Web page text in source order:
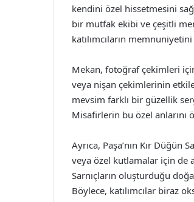
kendini özel hissetmesini
bir mutfak ekibi ve çeşitli
katılımcıların
Mekan, fotoğraf çekimleri
veya nişan çekimlerinin
mevsim farklı bir güzellik
Misafirlerin bu özel anlarını
Ayrıca, Paşa’nın Kır
veya özel kutlamalar için de
Sarnıçların oluşturduğu
Böylece, katılımcılar biraz